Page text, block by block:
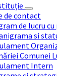
de contact
de lucru
si
Comunei
Intern